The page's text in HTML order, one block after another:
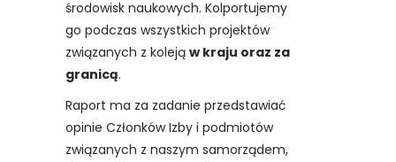
środowisk naukowych. Kolportujemy
go podczas wszystkich projektów
związanych z koleją w kraju oraz za
granicą.
Raport ma za zadanie przedstawiać
opinie Członków Izby i podmiotów
związanych z naszym samorządem,